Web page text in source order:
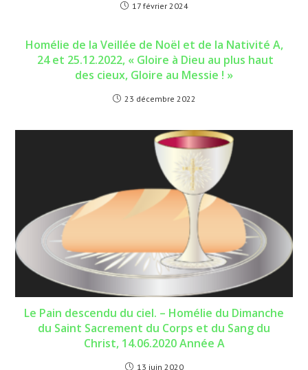
17 février 2024
Homélie de la Veillée de Noël et de la Nativité A,
24 et 25.12.2022, « Gloire à Dieu au plus haut
des cieux, Gloire au Messie ! »
23 décembre 2022
Le Pain descendu du ciel. – Homélie du Dimanche
du Saint Sacrement du Corps et du Sang du
Christ, 14.06.2020 Année A
13 juin 2020